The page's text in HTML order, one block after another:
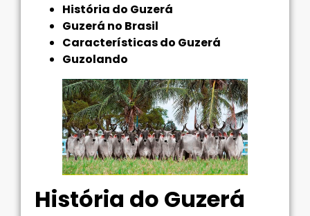
História do Guzerá
Guzerá no Brasil
Características do Guzerá
Guzolando
História do Guzerá